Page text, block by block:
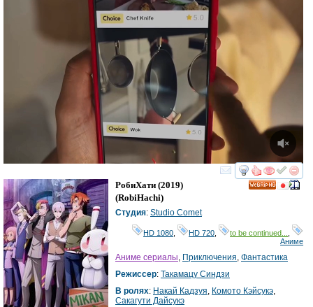
смотреть
РобиХати (2019)
(RobiHachi)
Студия: Studio Comet
HD 1080, HD 720, to be continued...,
Аниме
Аниме сериалы, Приключения, Фантастика
Режиссер: Такамацу Синдзи
В ролях: Накай Кадзуя, Комото Кэйсукэ,
Сакагути Дайсукэ